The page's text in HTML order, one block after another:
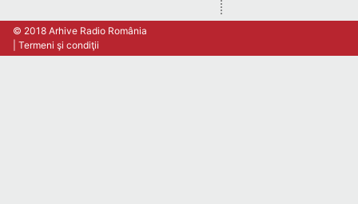
© 2018 Arhive Radio România
Termeni şi condiţii